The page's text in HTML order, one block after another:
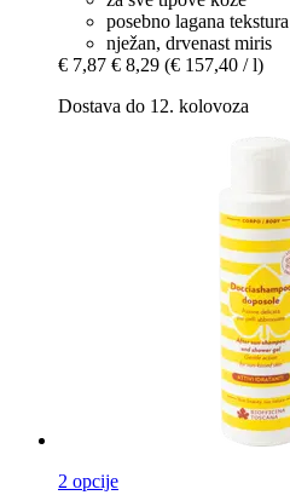
posebno lagana tekstura
nježan, drvenast miris
€ 7,87 € 8,29 (€ 157,40 / l)
Dostava do 12. kolovoza
2 opcije